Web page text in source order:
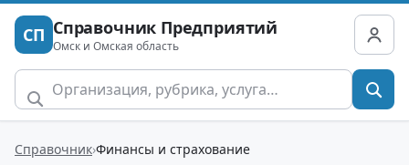
СП Справочник Предприятий
Омск и Омская область
Справочник Финансы и страхование